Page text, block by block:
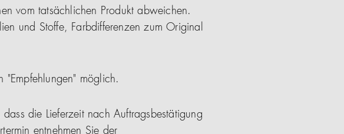
vom tatsächlichen Produkt abweichen.
und Stoffe, Farbdifferenzen zum Original
"Empfehlungen" möglich.
die Lieferzeit nach Auftragsbestätigung
entnehmen Sie der